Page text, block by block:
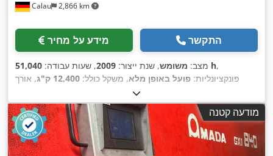
Calau 2,866 km
מידע על מחיר התקשר
מצב: משומש, שנת ייצור: 2009, שעות עבודה: 51,040 h,
פונקציונליות: פועל באופן מלא, משקל כולל: 12,400 ק"ג
, אורך
3,150 מ"מ
אורך מהלך:350 מ"מ , סוג זרם כניסה:תלת פאזי, כוח לחץ: 170 t,
מתח כניסה:400 V מודעה קטנה